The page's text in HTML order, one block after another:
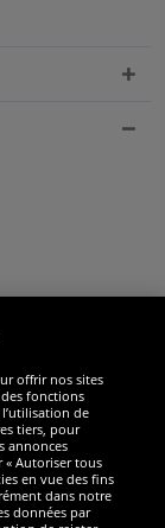
offrir nos sites
fonctions
de
tiers, pour
annonces
« Autoriser tous
en vue des fins
dans notre
données par